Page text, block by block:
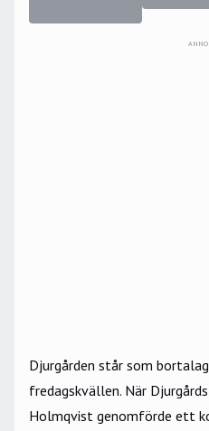
Djurgården står som
fredagskvällen. När
Holmqvist genomförde ett